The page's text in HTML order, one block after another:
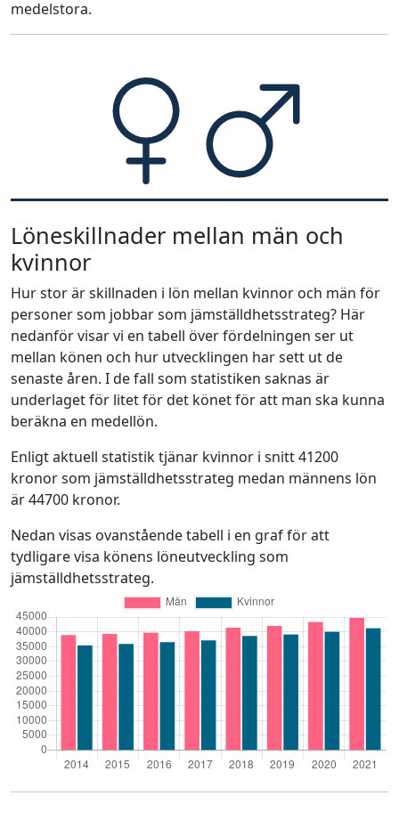
medelstora.
Löneskillnader mellan män och
kvinnor
Hur stor är skillnaden i lön mellan kvinnor och män för
personer som jobbar som jämställdhetsstrateg? Här
nedanför visar vi en tabell över fördelningen ser ut
mellan könen och hur utvecklingen har sett ut de
senaste åren. I de fall som statistiken saknas är
underlaget för litet för det könet för att man ska kunna
beräkna en medellön.
Enligt aktuell statistik tjänar kvinnor i snitt 41200
kronor som jämställdhetsstrateg medan männens lön
är 44700 kronor.
Nedan visas ovanstående tabell i en graf för att
tydligare visa könens löneutveckling som
jämställdhetsstrateg.